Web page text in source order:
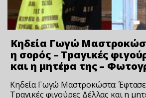
Κηδεία Γωγώ
η σορός – Τpαγικές
και η μητέpα της –
Κηδεία Γωγώ Μαστροκώστα:
Τpαγικές φιγούρες Δέλλας και η